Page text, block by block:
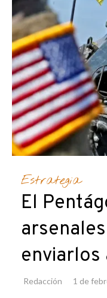
Estrategia
El
enviarlos
Redacción 1 de